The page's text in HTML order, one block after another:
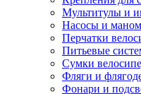
Мультитулы и
Насосы и
Перчатки
Питьевые
Сумки
Фляги и
Фонари и